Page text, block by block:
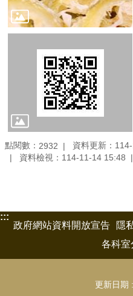
點閱數： 2932
資料更新：
資料檢視：114-11-14 15:48
:::
政府網站資料開放宣告
隱
各科室
更新日期